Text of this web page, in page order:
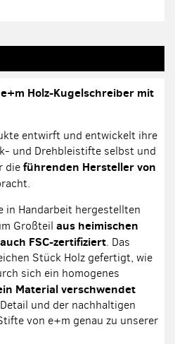
Holz-Kugelschreiber mit
entwirft und entwickelt ihre
und Drehbleistifte selbst und
dieführenden Hersteller von
in Handarbeit hergestellten
Großteil aus heimischen
FSC-zertifiziert. Das
Stück Holz gefertigt, wie
sich ein homogenes
Material verschwendet
und der nachhaltigen
von e+m genau zu unserer